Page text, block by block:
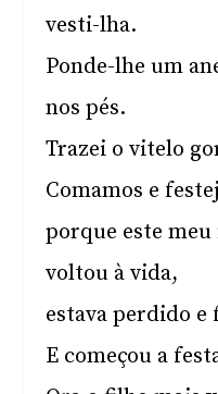
vesti-lha.
Ponde-lhe um
nos pés.
Trazei o vitelo
Comamos e
porque este
voltou à vida,
estava perdido e
E começou a